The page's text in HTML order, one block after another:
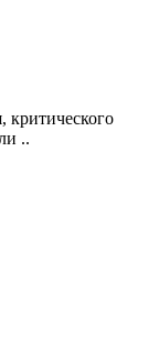
критического
..